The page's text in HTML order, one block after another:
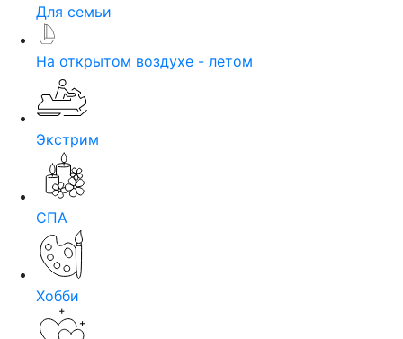
Для семьи
На открытом воздухе - летом
Экстрим
СПА
Хобби